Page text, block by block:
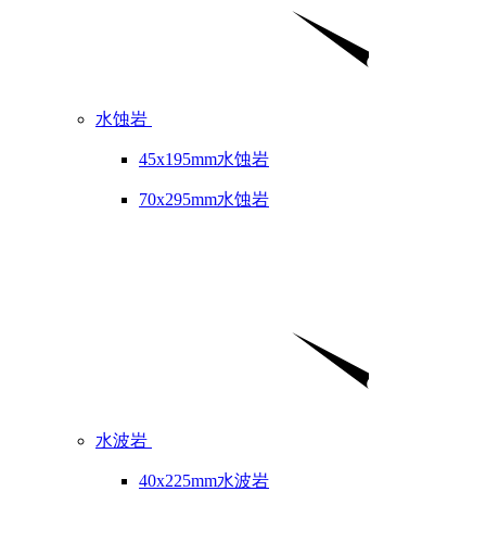
水蚀岩
45x195mm水蚀岩
70x295mm水蚀岩
水波岩
40x225mm水波岩